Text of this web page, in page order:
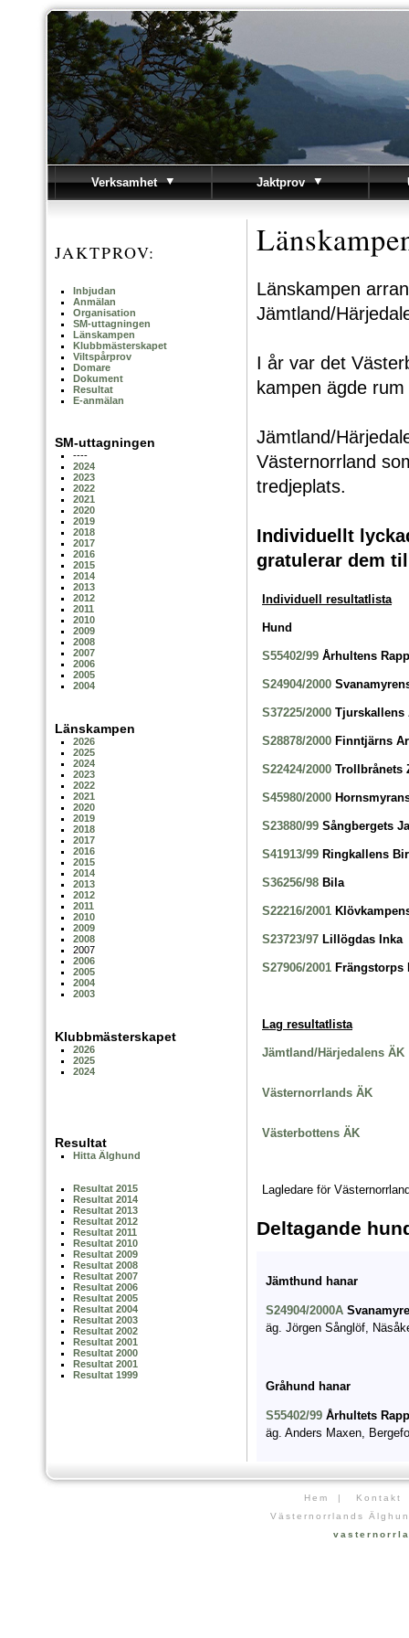
Verksamhet Jaktprov
Länskampen
Jämtland/
I år var det
kampen ägde
Jämtland/
Västernorrland
tredjeplats.
Individuellt
gratulerar dem
Individuell resultatlista
Hund
S55402/99 Århultens
S24904/2000
S37225/2000 Tjurskallens
S28878/2000 Finntjärns
S22424/2000 Trollbrånets
S45980/2000
S23880/99 Sångbergets
S41913/99 Ringkallens
S36256/98 Bila
S22216/2001
S23723/97 Lillögdas Inka
S27906/2001 Frängstorps
Lag resultatlista
Jämtland/Härjedalens ÄK
Västernorrlands ÄK
Västerbottens ÄK
Lagledare för
Deltagande
Jämthund hanar
S24904/2000A
äg. Jörgen Sånglöf,
Gråhund hanar
S55402/99 Århultets
äg. Anders Maxen,
JAKTPROV:
Inbjudan
Anmälan
Organisation
SM-uttagningen
Länskampen
Klubbmästerskapet
Viltspårprov
Domare
Dokument
Resultat
E-anmälan
SM-uttagningen
----
2024
2023
2022
2021
2020
2019
2018
2017
2016
2015
2014
2013
2012
2011
2010
2009
2008
2007
2006
2005
2004
Länskampen
2026
2025
2024
2023
2022
2021
2020
2019
2018
2017
2016
2015
2014
2013
2012
2011
2010
2009
2008
2007
2006
2005
2004
2003
Klubbmästerskapet
2026
2025
2024
Resultat
Hitta Älghund
Resultat 2015
Resultat 2014
Resultat 2013
Resultat 2012
Resultat 2011
Resultat 2010
Resultat 2009
Resultat 2008
Resultat 2007
Resultat 2006
Resultat 2005
Resultat 2004
Resultat 2003
Resultat 2002
Resultat 2001
Resultat 2000
Resultat 2001
Resultat 1999
Hem
Kontakt
Västernorrlands